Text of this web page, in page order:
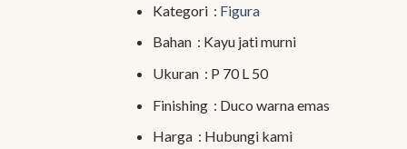
Kategori : Figura
Bahan : Kayu jati murni
Ukuran : P 70 L 50
Finishing : Duco warna emas
Harga : Hubungi kami